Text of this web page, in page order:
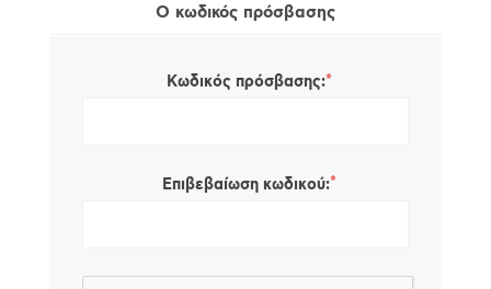
Ο κωδικός πρόσβασης
Κωδικός πρόσβασης:*
Επιβεβαίωση κωδικού:*